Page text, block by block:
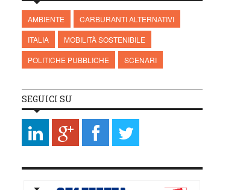
AMBIENTE
CARBURANTI ALTERNATIVI
ITALIA
MOBILITÀ SOSTENIBILE
POLITICHE PUBBLICHE
SCENARI
SEGUICI SU